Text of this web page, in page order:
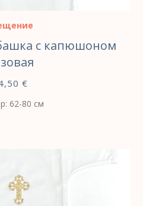
c капюшоном
€
62-80 cм